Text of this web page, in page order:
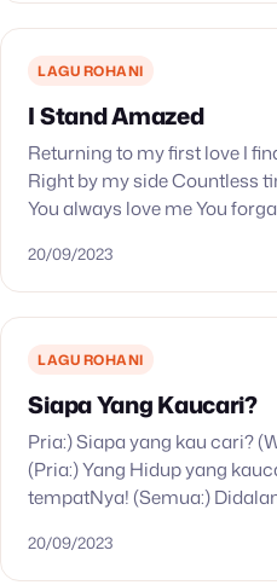
LAGU ROHANI
I Stand Amazed
Returning to my first love I
Right by my side Countless
You always love me You
20/09/2023
LAGU ROHANI
Siapa Yang Kaucari?
Pria:) Siapa yang kau cari?
(Pria:) Yang Hidup yang
tempatNya! (Semua:)
mati. (2x) (Pria:)…
20/09/2023